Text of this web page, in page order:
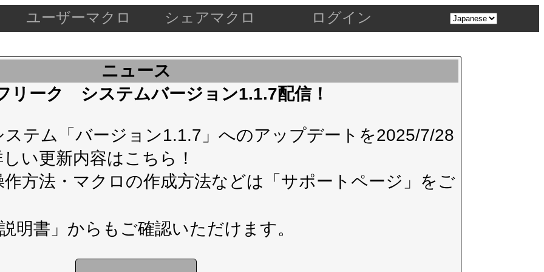
ユーザーマクロ シェアマクロ ログイン
ニュース
リーク システムバージョン1.1.7配信！
テム「バージョン1.1.7」へのアップデートを2025/7/28
い更新内容はこちら！
方法・マクロの作成方法などは 「サポートページ」 をご
明書」 からもご確認いただけます。